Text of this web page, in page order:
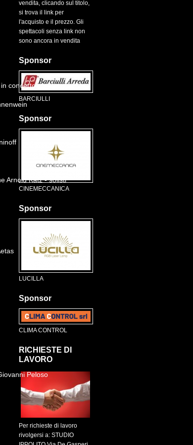
concerto
Arnold Katz - solisti
Peloso
vendita, clicando sul titolo,
si trova il link per
l'acquisto e il prezzo. Gli
spettacoli senza link non
sono ancora in vendita
Sponsor
BARCIULLI
Sponsor
CINEMECCANICA
Sponsor
LUCILLA
Sponsor
CLIMA CONTROL
RICHIESTE DI
LAVORO
Per richieste di lavoro
rivolgersi a: STUDIO